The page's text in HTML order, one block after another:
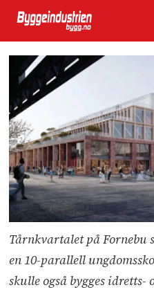
Tårnkvartalet på Fornebu
en 10-parallell
skulle også bygges